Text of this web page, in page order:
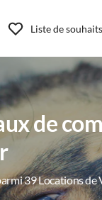
Liste de souhaits
de
39 Locations de